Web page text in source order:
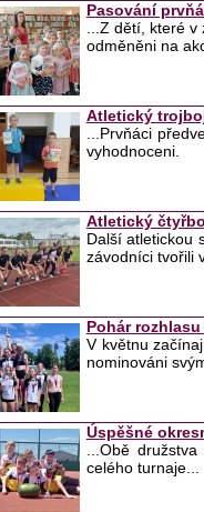
Pasování
...Z dětí, které
odměněni na
Atletický
...Prvňáci
vyhodnoceni.
Atletický
Další atletickou
závodníci tvořili
Pohár rozhlasu
V květnu
nominováni
Úspěšné
...Obě
celého turnaje...